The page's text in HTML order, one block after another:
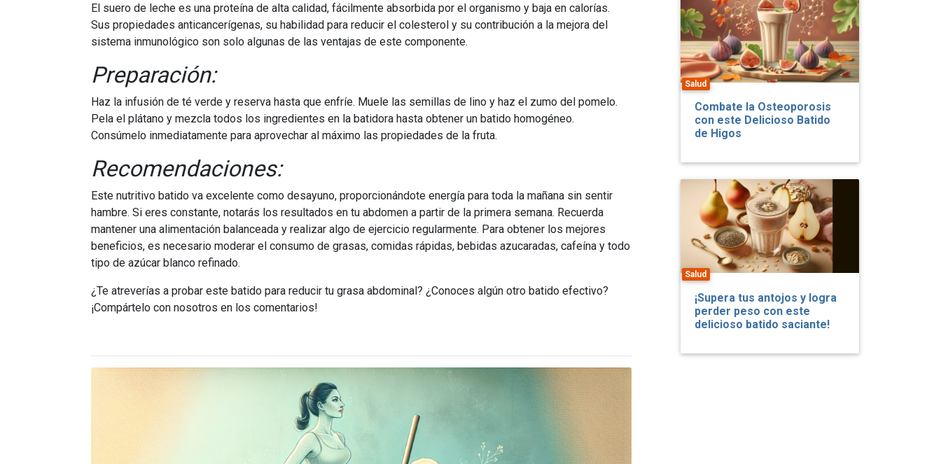
El suero de leche es una proteína de alta calidad, fácilmente absorbida por el organismo y baja en calorías.
Sus propiedades anticancerígenas, su habilidad para reducir el colesterol y su contribución a la mejora del
sistema inmunológico son solo algunas de las ventajas de este componente.
Preparación:
Haz la infusión de té verde y reserva hasta que enfríe. Muele las semillas de lino y haz el zumo del pomelo.
Pela el plátano y mezcla todos los ingredientes en la batidora hasta obtener un batido homogéneo.
Consúmelo inmediatamente para aprovechar al máximo las propiedades de la fruta.
Recomendaciones:
Este nutritivo batido va excelente como desayuno, proporcionándote energía para toda la mañana sin sentir
hambre. Si eres constante, notarás los resultados en tu abdomen a partir de la primera semana. Recuerda
mantener una alimentación balanceada y realizar algo de ejercicio regularmente. Para obtener los mejores
beneficios, es necesario moderar el consumo de grasas, comidas rápidas, bebidas azucaradas, cafeína y todo
tipo de azúcar blanco refinado.
¿Te atreverías a probar este batido para reducir tu grasa abdominal? ¿Conoces algún otro batido efectivo?
¡Compártelo con nosotros en los comentarios!
Salud
Combate la Osteoporosis
con este Delicioso Batido
de Higos
Salud
¡Supera tus antojos y logra
perder peso con este
delicioso batido saciante!